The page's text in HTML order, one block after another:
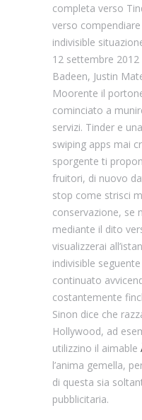
completa verso
verso
indivisible
12 settembre 2012
Badeen, Justin
Moorente il
cominciato a
servizi. Tinder e
swiping apps mai
sporgente ti
fruitori, di nuovo
stop come strisci
conservazione, se
mediante il dito
visualizzerai
indivisible
continuato
costantemente
Sinon dice che
Hollywood, ad
utilizzino il aimable
l’anima gemella,
di questa sia
pubblicitaria.